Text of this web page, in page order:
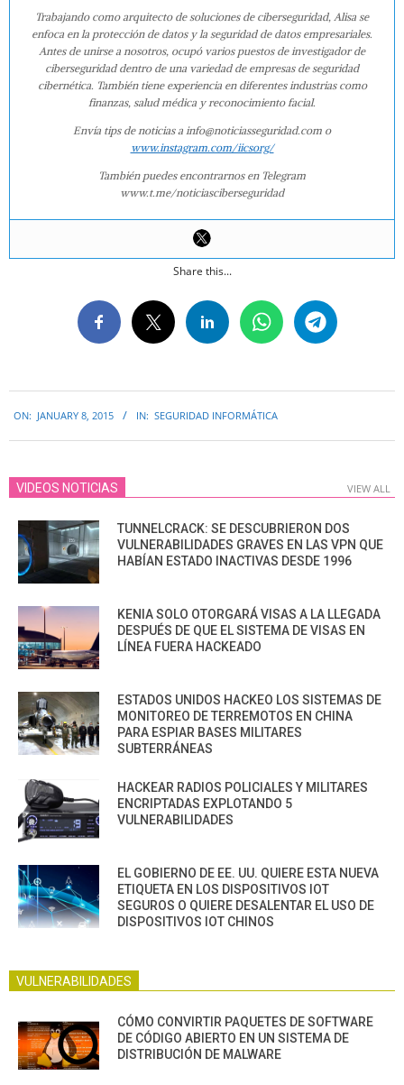
Trabajando como arquitecto de soluciones de ciberseguridad, Alisa se
enfoca en la protección de datos y la seguridad de datos empresariales.
Antes de unirse a nosotros, ocupó varios puestos de investigador de
ciberseguridad dentro de una variedad de empresas de seguridad
cibernética. También tiene experiencia en diferentes industrias como
finanzas, salud médica y reconocimiento facial.
Envía tips de noticias a info@noticiasseguridad.com o
www.instagram.com/iicsorg/
También puedes encontrarnos en Telegram
www.t.me/noticiasciberseguridad
Share this...
01-
08
ON: JANUARY 8, 2015 IN: SEGURIDAD INFORMÁTICA
VIDEOS NOTICIAS VIEW ALL
TUNNELCRACK: SE DESCUBRIERON DOS
VULNERABILIDADES GRAVES EN LAS VPN QUE
HABÍAN ESTADO INACTIVAS DESDE 1996
KENIA SOLO OTORGARÁ VISAS A LA LLEGADA
DESPUÉS DE QUE EL SISTEMA DE VISAS EN
LÍNEA FUERA HACKEADO
ESTADOS UNIDOS HACKEO LOS SISTEMAS DE
MONITOREO DE TERREMOTOS EN CHINA
PARA ESPIAR BASES MILITARES
SUBTERRÁNEAS
HACKEAR RADIOS POLICIALES Y MILITARES
ENCRIPTADAS EXPLOTANDO 5
VULNERABILIDADES
EL GOBIERNO DE EE. UU. QUIERE ESTA NUEVA
ETIQUETA EN LOS DISPOSITIVOS IOT
SEGUROS O QUIERE DESALENTAR EL USO DE
DISPOSITIVOS IOT CHINOS
VULNERABILIDADES
CÓMO CONVIRTIR PAQUETES DE SOFTWARE
DE CÓDIGO ABIERTO EN UN SISTEMA DE
DISTRIBUCIÓN DE MALWARE